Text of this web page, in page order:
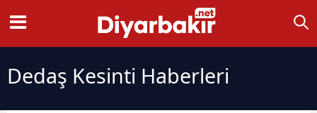
Dedaş Kesinti Haberleri